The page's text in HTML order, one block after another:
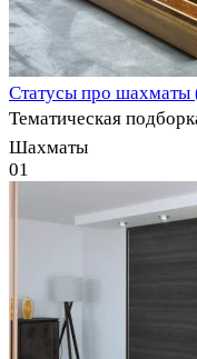
Статусы про шахматы
Тематическая
Шахматы
01